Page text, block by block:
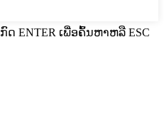
ກົດ ENTER ເພື່ອຄົ້ນຫາຫລື ESC